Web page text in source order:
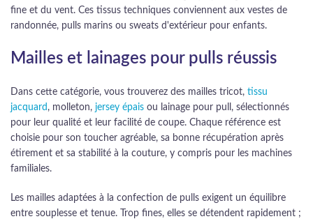
fine et du vent. Ces tissus techniques conviennent aux vestes de
randonnée, pulls marins ou sweats d'extérieur pour enfants.
Mailles et lainages pour pulls réussis
Dans cette catégorie, vous trouverez des mailles tricot, tissu
jacquard , molleton, jersey épais ou lainage pour pull, sélectionnés
pour leur qualité et leur facilité de coupe. Chaque référence est
choisie pour son toucher agréable, sa bonne récupération après
étirement et sa stabilité à la couture, y compris pour les machines
familiales.
Les mailles adaptées à la confection de pulls exigent un équilibre
entre souplesse et tenue. Trop fines, elles se détendent rapidement ;